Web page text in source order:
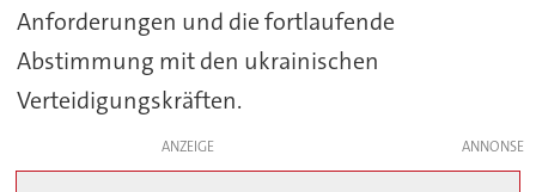
Anforderungen und die fortlaufende
Abstimmung mit den ukrainischen
Verteidigungskräften.
ANZEIGE